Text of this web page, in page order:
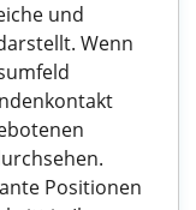
und
Wenn
Positionen